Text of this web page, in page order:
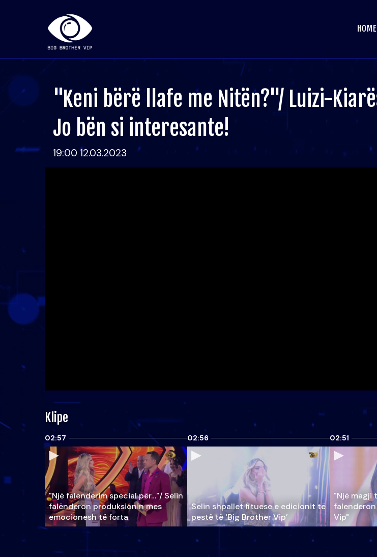
HOME
"Keni bërë llafe me Nitën?"/ Luizi-
Jo bën si interesante!
19:00 12.03.2023
Klipe
02:57
"Një falenderim special për…"/ Selin
falënderon produksionin mes
emocionesh të forta
02:56
Selin shpallet fituese e edicionit të
pestë të ‘Big Brother Vip’
02:51
"Një magji
Vip"